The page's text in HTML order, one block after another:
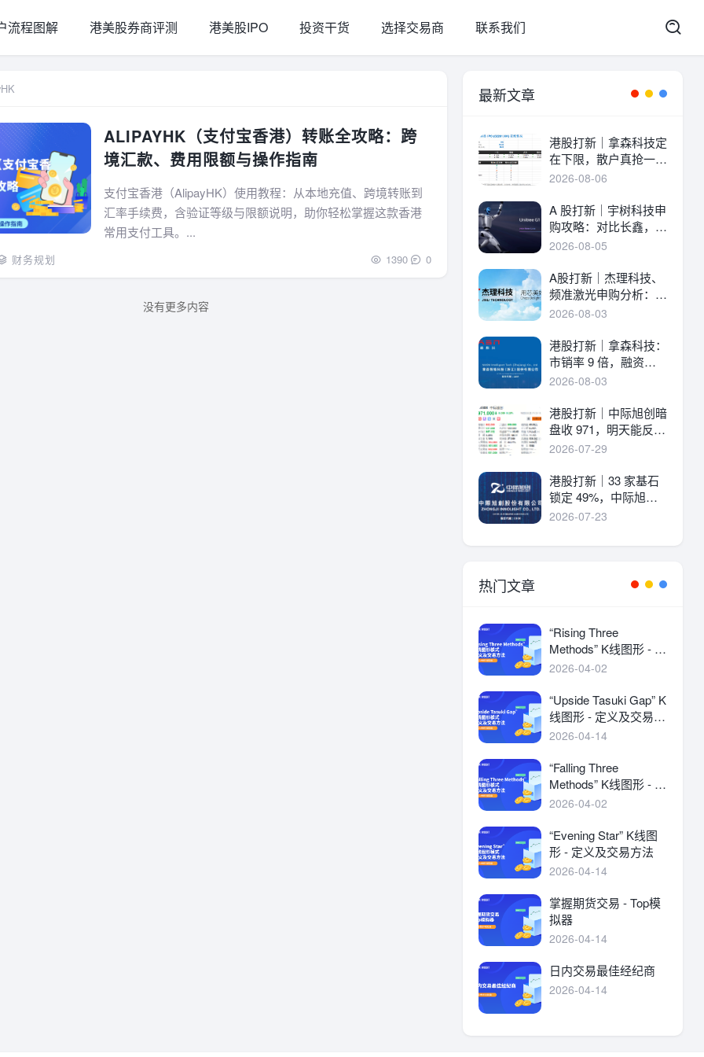
流程图解 港美股券商评测 港美股IPO 投资干货 选择交易商 联系我们
ALIPAYHK（支付宝香港）转账全攻略：跨
境汇款、费用限额与操作指南
支付宝香港（AlipayHK）使用教程：从本地充值、跨境转账到
汇率手续费，含验证等级与限额说明，助你轻松掌握这款香港
常用支付工具。...
财务规划 1390 0
没有更多内容
最新文章
港股打新｜拿森科技定
在下限，散户真抢一
手！
2026-08-06
A 股打新｜宇树科技申
购攻略：对比长鑫，一
文讲透中签率与A港差
2026-08-05
A股打新｜杰理科技、
频准激光申购分析：估
值、中签率与资金方案
2026-08-03
港股打新｜拿森科技：
市销率 9 倍，融资溢
价 30%，能打吗？
2026-08-03
港股打新｜中际旭创暗
盘收 971，明天能反弹
吗？
2026-07-29
港股打新｜33 家基石
锁定 49%，中际旭创
详细申购分析！
2026-07-23
热门文章
“Rising Three
Methods” K线图形 - 定
义及交易方法
2026-04-02
“Upside Tasuki Gap” K
线图形 - 定义及交易方
法
2026-04-14
“Falling Three
Methods” K线图形 - 定
义及交易方法
2026-04-02
“Evening Star” K线图
形 - 定义及交易方法
2026-04-14
掌握期货交易 - Top模
拟器
2026-04-14
日内交易最佳经纪商
2026-04-14